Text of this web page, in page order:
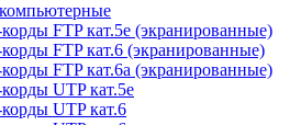
FTP кат.5е (экранированные)
FTP кат.6 (экранированные)
FTP кат.6а (экранированные)
UTP кат.5е
UTP кат.6